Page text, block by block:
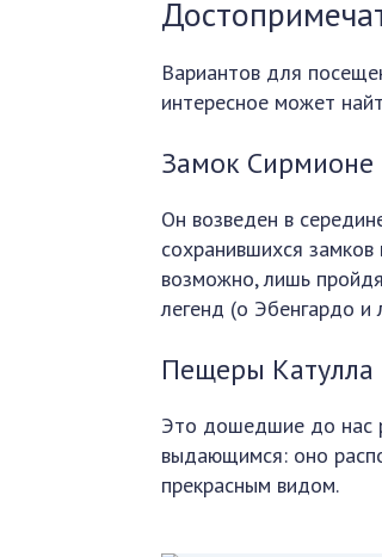
Вариантов для
интересное может
Замок Сирмионе
Он возведен в
сохранившихся
возможно, лишь
легенд (о Эбенгардо
Пещеры
Это дошедшие до нас
выдающимся: оно
прекрасным видом.